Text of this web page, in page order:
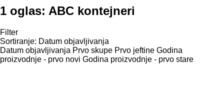
1 oglas: ABC kontejneri
Filter
Sortiranje: Datum objavljivanja
Datum objavljivanja Prvo skupe Prvo jeftine Godina
proizvodnje - prvo novi Godina proizvodnje - prvo stare